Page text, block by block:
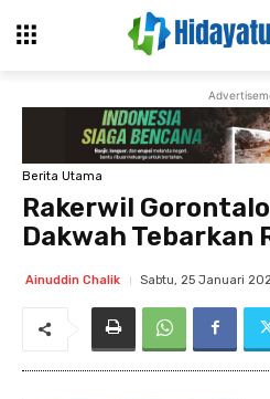
Berita Utama
Rakerwil
Dakwah Tebarkan
Ainuddin Chalik Sabtu, 25 Januari